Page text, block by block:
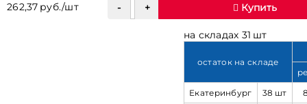
262,37 руб./шт Купить
на складах 31 шт
остаток на складе
Екатеринбург
38 шт